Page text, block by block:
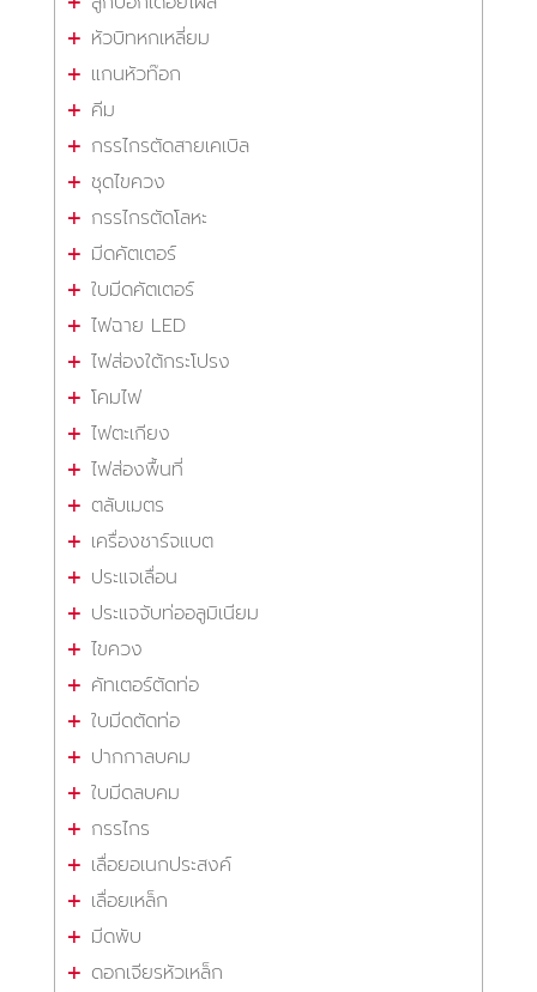
หัวบิทหกเหลี่ยม
แกนหัวท๊อก
คีม
กรรไกรตัดสายเคเบิล
ชุดไขควง
กรรไกรตัดโลหะ
มีดคัตเตอร์
ใบมีดคัตเตอร์
ไฟฉาย LED
ไฟส่องใต้กระโปรง
โคมไฟ
ไฟตะเกียง
ไฟส่องพื้นที่
ตลับเมตร
เครื่องชาร์จแบต
ประแจเลื่อน
ประแจจับท่ออลูมิเนียม
ไขควง
คัทเตอร์ตัดท่อ
ใบมีดตัดท่อ
ปากกาลบคม
ใบมีดลบคม
กรรไกร
เลื่อยอเนกประสงค์
เลื่อยเหล็ก
มีดพับ
ดอกเจียรหัวเหล็ก